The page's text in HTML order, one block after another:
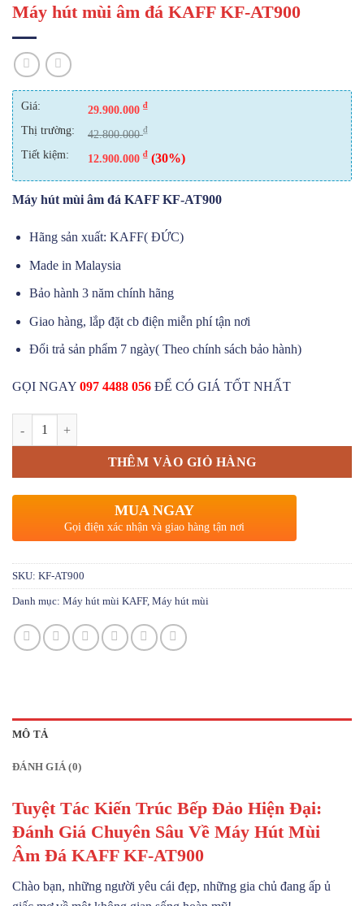
Máy hút mùi âm đá KAFF KF-AT900
Giá: 29.900.000 ₫
Thị trường: 42.800.000₫
Tiết kiệm: 12.900.000 ₫ (30%)
Máy hút mùi âm đá KAFF KF-AT900
Hãng sản xuất: KAFF( ĐỨC)
Made in Malaysia
Bảo hành 3 năm chính hãng
Giao hàng, lắp đặt cb điện miễn phí tận nơi
Đổi trả sản phẩm 7 ngày( Theo chính sách bảo hành)
GỌI NGAY 097 4488 056 ĐỂ CÓ GIÁ TỐT NHẤT
THÊM VÀO GIỎ HÀNG
MUA NGAY
Gọi điện xác nhận và giao hàng tận nơi
SKU: KF-AT900
Danh mục: Máy hút mùi KAFF, Máy hút mùi
MÔ TẢ
ĐÁNH GIÁ (0)
Tuyệt Tác Kiến Trúc Bếp Đảo Hiện Đại:
Đánh Giá Chuyên Sâu Về Máy Hút Mùi
Âm Đá KAFF KF-AT900
Chào bạn, những người yêu cái đẹp, những gia chủ đang ấp ủ